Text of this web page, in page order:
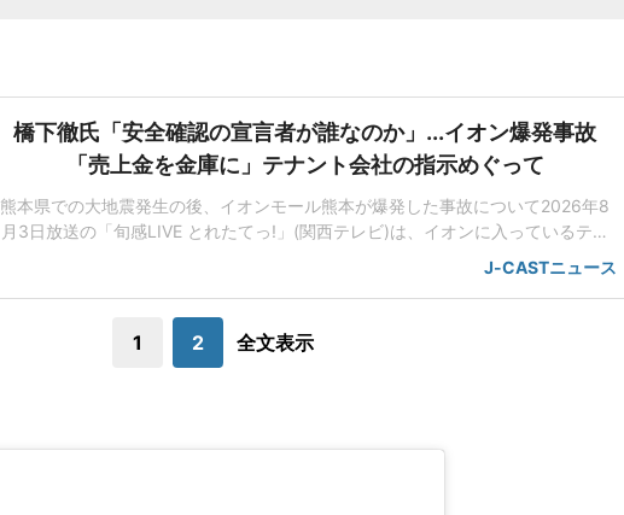
橋下徹氏「安全確認の宣言者が誰なのか」...イオン爆発事故
「売上金を金庫に」テナント会社の指示めぐって
熊本県での大地震発生の後、イオンモール熊本が爆発した事故について2026年8
月3日放送の「旬感LIVE とれたてっ!」(関西テレビ)は、イオンに入っているテナ
ント会社の幹部が避難した従業員2人に売上金を金庫に入れるように指示したこと
で爆発事故の犠牲になったことを取り上げた。店内に戻った5分後に爆破が起きた
の後に一度外に避
J-CASTニュース
1 2 全文表示